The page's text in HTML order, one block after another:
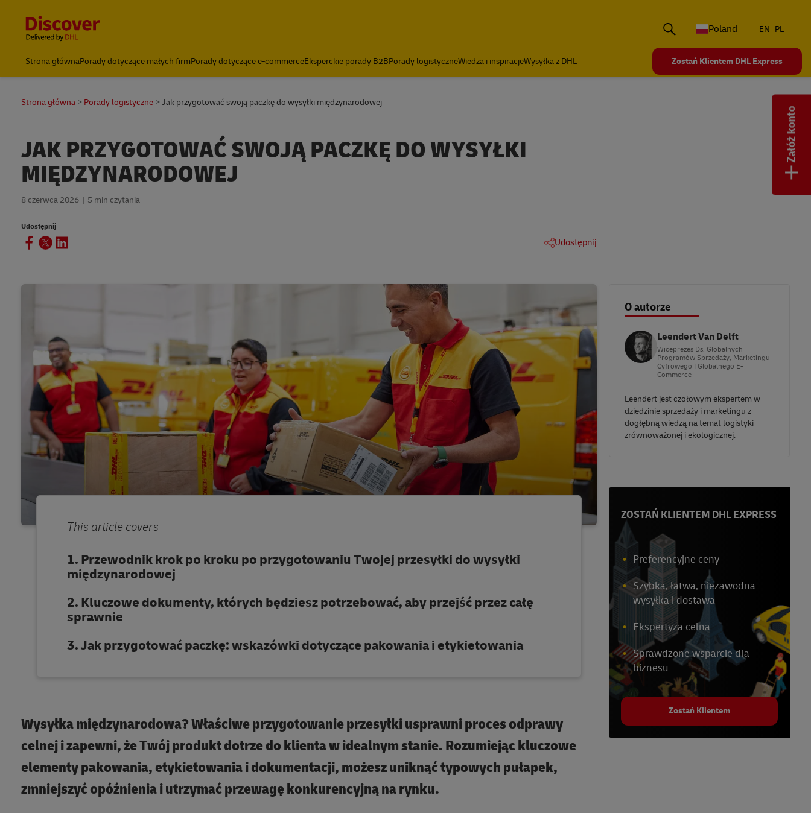
Poland
EN PL
Strona głównaPorady dotyczące małych firmPorady dotyczące e-commerceEksperckie porady B2BPorady logistyczneWiedza i inspiracjeWysyłka z DHL Zostań Klientem DHL Express
Strona główna Porady logistyczne Jak przygotować swoją paczkę do wysyłki międzynarodowej
JAK PRZYGOTOWAĆ SWOJĄ PACZKĘ DO WYSYŁKI
MIĘDZYNARODOWEJ
8 czerwca 2026 5 min czytania
Udostępnij
Udostępnij
This article covers
Przewodnik krok po kroku po przygotowaniu Twojej przesyłki do wysyłki
międzynarodowej
Kluczowe dokumenty, których będziesz potrzebować, aby przejść przez całę
sprawnie
Jak przygotować paczkę: wskazówki dotyczące pakowania i etykietowania
Wysyłka międzynarodowa? Właściwe przygotowanie przesyłki usprawni proces odprawy
celnej i zapewni, że Twój produkt dotrze do klienta w idealnym stanie. Rozumiejąc kluczowe
elementy pakowania, etykietowania i dokumentacji, możesz uniknąć typowych pułapek,
zmniejszyć opóźnienia i utrzymać przewagę konkurencyjną na rynku.
O autorze
Leendert Van Delft
Wiceprezes Ds. Globalnych
Programów Sprzedaży, Marketingu
Cyfrowego I Globalnego E-
Commerce
Leendert jest czołowym ekspertem w
dziedzinie sprzedaży i marketingu z
dogłębną wiedzą na temat logistyki
zrównoważonej i ekologicznej.
ZOSTAŃ KLIENTEM DHL EXPRESS
Preferencyjne ceny
Szybka, łatwa, niezawodna
wysyłka i dostawa
Ekspertyza celna
Sprawdzone wsparcie dla
biznesu
Zostań Klientem
Załóż konto
+